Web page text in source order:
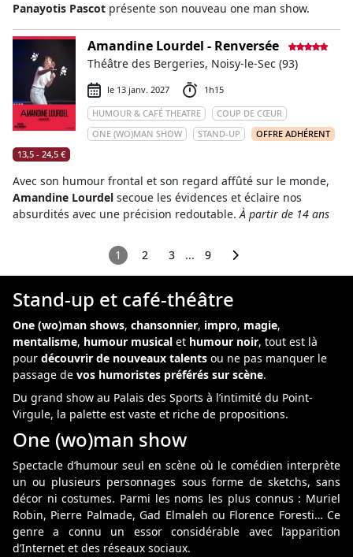
Panayotis Pascot présente son nouveau one man show.
Amandine Lourdel - Renversée
Théâtre des Bergeries, Noisy-le-Sec (93)
le 13 janv. 2027
1h15
HUMOUR & CAFÉ THEATRE
COUP DE CŒUR
ONE (WO)MAN SHOW
STAND-UP
OFFRE ADHÉRENT
13,5 - 24,5 €
Avec son humour frontal et son regard affûté sur le monde,
Amandine Lourdel secoue les évidences et éclaire nos
absurdités avec une précision redoutable.À partir de 14 ans
1 2 3 ... 9
Stand-up et café-théâtre
One (wo)man shows, chansonnier, impro, magie,
mentalisme, humour musical et humour noir, tout est là
pour découvrir de nouveaux talents ou ne pas manquer le
passage de vos humoristes préférés sur scène.
Du grand show au Palais des Sports à l’intimité du Point-
Virgule, la palette est vaste et riche de propositions.
One (wo)man show
Spectacle d’humour seul en scène où le comédien interprète
un ou plusieurs personnages sous forme de sketchs, sans
décor ni costumes. Parmi les noms les plus connus : Muriel
Robin, Pierre Palmade, Gad Elmaleh ou Florence Foresti… Ce
genre a connu un essor considérable avec l’apparition
d’Internet et des réseaux sociaux.